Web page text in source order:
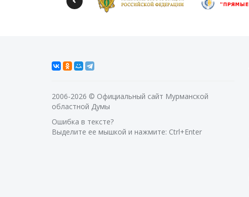
2006-2026 © Официальный сайт Мурманской
областной Думы
Ошибка в тексте?
Выделите ее мышкой и нажмите: Ctrl+Enter